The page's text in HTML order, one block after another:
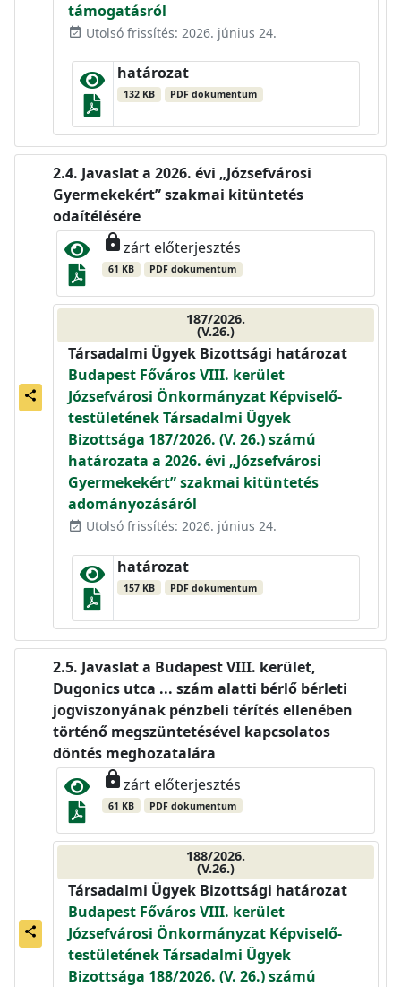
támogatásról
event_available Utolsó frissítés: 2026. június 24.
határozat
132 KB PDF dokumentum
share
Javaslat a 2026. évi „Józsefvárosi
Gyermekekért” szakmai kitüntetés
odaítélésére
lockzárt előterjesztés
61 KB PDF dokumentum
187/2026.
(V.26.)
Társadalmi Ügyek Bizottsági határozat
Budapest Főváros VIII. kerület
Józsefvárosi Önkormányzat Képviselő-
testületének Társadalmi Ügyek
Bizottsága 187/2026. (V. 26.) számú
határozata a 2026. évi „Józsefvárosi
Gyermekekért” szakmai kitüntetés
adományozásáról
event_available Utolsó frissítés: 2026. június 24.
határozat
157 KB PDF dokumentum
share
Javaslat a Budapest VIII. kerület,
Dugonics utca ... szám alatti bérlő bérleti
jogviszonyának pénzbeli térítés ellenében
történő megszüntetésével kapcsolatos
döntés meghozatalára
lockzárt előterjesztés
61 KB PDF dokumentum
188/2026.
(V.26.)
Társadalmi Ügyek Bizottsági határozat
Budapest Főváros VIII. kerület
Józsefvárosi Önkormányzat Képviselő-
testületének Társadalmi Ügyek
Bizottsága 188/2026. (V. 26.) számú